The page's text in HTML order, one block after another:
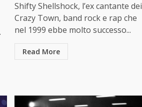
Shifty Shellshock, l’ex cantante dei
Crazy Town, band rock e rap che
nel 1999 ebbe molto successo...
Read More